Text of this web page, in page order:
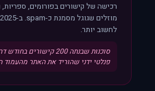
רכישה של קישורים בפורומים,
לחשוב יותר.
סוכנות שבנתה 200
פנלטי ידני שהוריד את האתר מהעמוד